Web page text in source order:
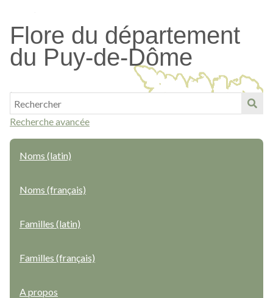
contenu
principal
Flore du département
du Puy-de-Dôme
Recherche avancée
Noms (latin)
Noms (français)
Familles (latin)
Familles (français)
A propos